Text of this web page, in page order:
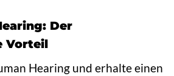
Der
Vorteil
Hearing und erhalte einen